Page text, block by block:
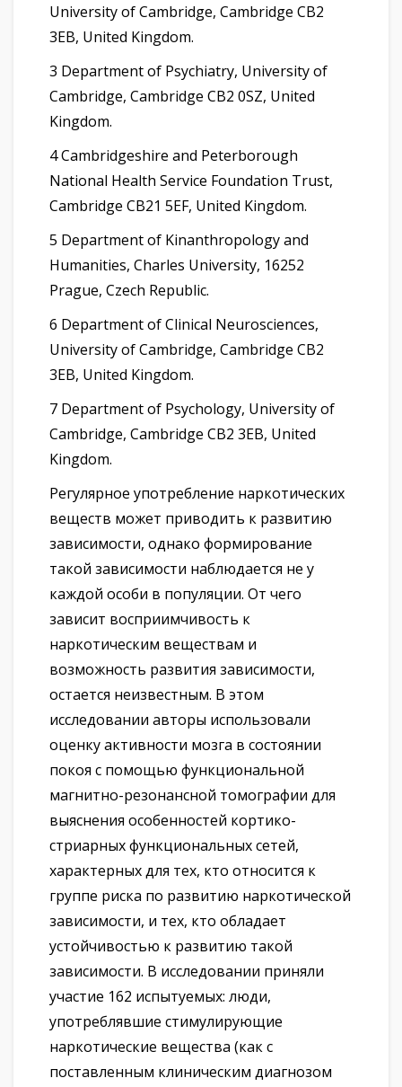
University of Cambridge, Cambridge CB2
3EB, United Kingdom.
3 Department of Psychiatry, University of
Cambridge, Cambridge CB2 0SZ, United
Kingdom.
4 Cambridgeshire and Peterborough
National Health Service Foundation Trust,
Cambridge CB21 5EF, United Kingdom.
5 Department of Kinanthropology and
Humanities, Charles University, 16252
Prague, Czech Republic.
6 Department of Clinical Neurosciences,
University of Cambridge, Cambridge CB2
3EB, United Kingdom.
7 Department of Psychology, University of
Cambridge, Cambridge CB2 3EB, United
Kingdom.
Регулярное употребление наркотических
веществ может приводить к развитию
зависимости, однако формирование
такой зависимости наблюдается не у
каждой особи в популяции. От чего
зависит восприимчивость к
наркотическим веществам и
возможность развития зависимости,
остается неизвестным. В этом
исследовании авторы использовали
оценку активности мозга в состоянии
покоя с помощью функциональной
магнитно-резонансной томографии для
выяснения особенностей кортико-
стриарных функциональных сетей,
характерных для тех, кто относится к
группе риска по развитию наркотической
зависимости, и тех, кто обладает
устойчивостью к развитию такой
зависимости. В исследовании приняли
участие 162 испытуемых: люди,
употреблявшие стимулирующие
наркотические вещества (как с
поставленным клиническим диагнозом